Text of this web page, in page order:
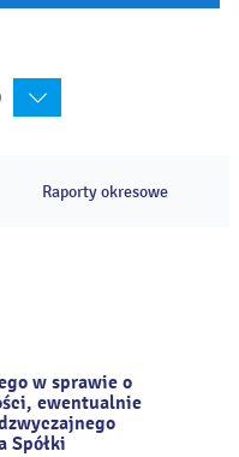
Raporty okresowe
w sprawie o
ewentualnie
Spółki